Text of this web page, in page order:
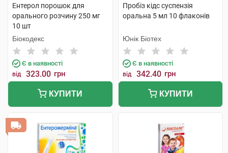
Ентерол порошок для
орального розчину 250 мг
10 шт
Біокодекс
Є в наявності
від 323.00 грн
КУПИТИ
Пробіз кідс суспензія
оральна 5 мл 10 флаконів
Юнік Біотех
Є в наявності
від 342.40 грн
КУПИТИ